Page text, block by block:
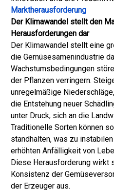
Marktherausforderung
Der Klimawandel stellt den
Herausforderungen dar
Der Klimawandel stellt eine
die Gemüsesamenindustrie
Wachstumsbedingungen
der Pflanzen verringern.
unregelmäßige
die Entstehung neuer
unter Druck, sich an die
Traditionelle Sorten können
standhalten, was zu
erhöhten Anfälligkeit von
Diese Herausforderung wirkt
Konsistenz der
der Erzeuger aus.